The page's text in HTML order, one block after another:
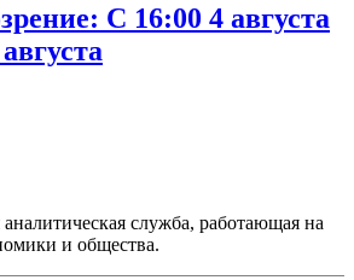
С 16:00 4 августа
служба, работающая на
и общества.